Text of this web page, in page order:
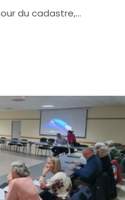
du cadastre,…